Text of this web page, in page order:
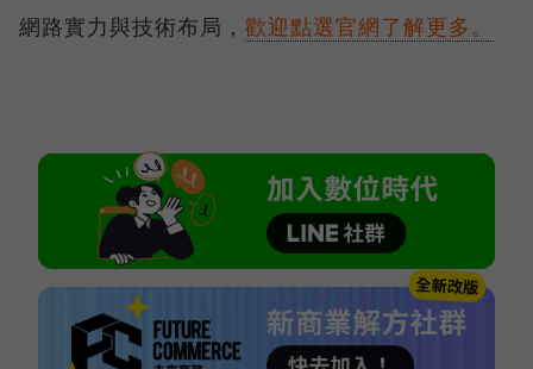
網路實力與技術布局， 歡迎點選官網了解更多。